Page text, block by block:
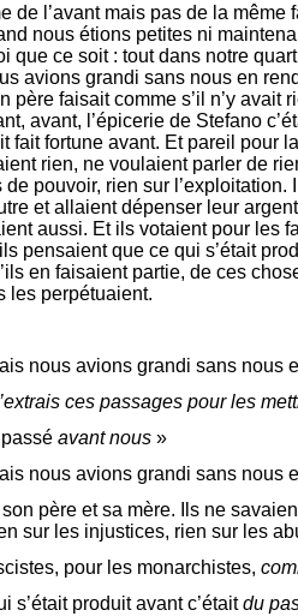
de l’avant mais pas de la même
nous étions petites ni
que ce soit : tout dans notre
avions grandi sans nous en
père faisait comme s’il n’y
avant, l’épicerie de Stefano
fait fortune avant. Et pareil pour
rien, ne voulaient parler de
pouvoir, rien sur
et allaient dépenser leur
aussi. Et ils votaient pour les
pensaient que ce qui s’était
en faisaient partie, de ces
les perpétuaient.
nous avions grandi sans nous
ces passages pour les
avant nous »
nous avions grandi sans nous
père et sa mère. Ils ne
sur les injustices, rien sur les
pour les monarchistes,
s’était produit avant c’étaitdu